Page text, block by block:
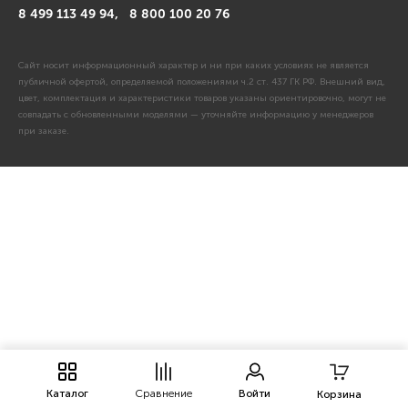
Каталог Сравнение Войти Корзина
8 499 113 49 94, 8 800 100 20 76
Сайт носит информационный характер и ни при каких условиях не является
публичной офертой, определяемой положениями ч.2 ст. 437 ГК РФ. Внешний вид,
цвет, комплектация и характеристики товаров указаны ориентировочно, могут не
совпадать с обновленными моделями — уточняйте информацию у менеджеров
при заказе.